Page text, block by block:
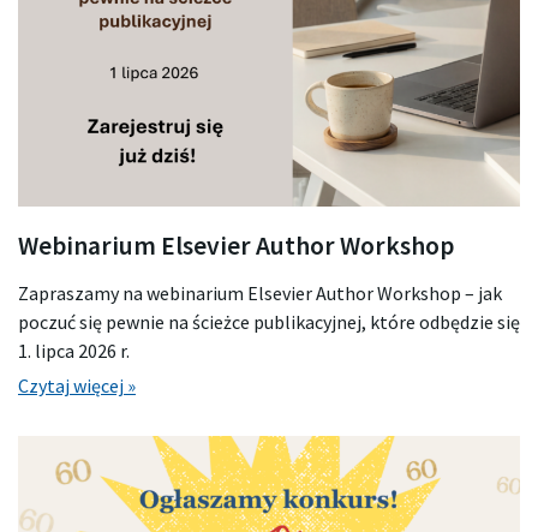
Webinarium Elsevier Author Workshop
Zapraszamy na webinarium Elsevier Author Workshop – jak
poczuć się pewnie na ścieżce publikacyjnej, które odbędzie się
1. lipca 2026 r.
Czytaj więcej »